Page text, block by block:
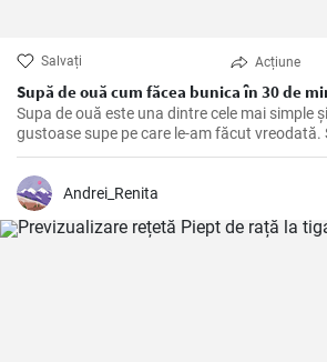
Salvați Acțiune
Supă de ouă cum făcea bunica în 30 de
Supa de ouă este una dintre cele mai simple
gustoase supe pe care le-am făcut vreodată.
fără efort, este sănătoasă și bogată în
rețetă de la bunica mea și de atunci am
spre deliciul familiei mele. Ingredientele
ouăle, plus condimente fine și legume
Andrei_Renita